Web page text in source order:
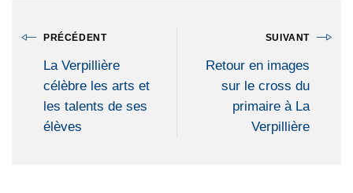
PRÉCÉDENT
La Verpillière
célèbre les arts et
les talents de ses
élèves
SUIVANT
Retour en images
sur le cross du
primaire à La
Verpillière